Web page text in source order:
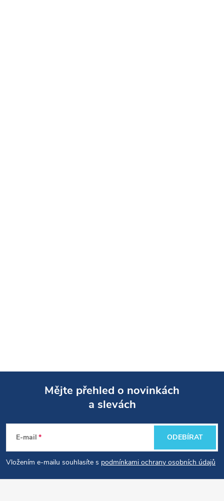
p
Mějte přehled o novinkách
a slevách
E-mail
Vložením e-mailu souhlasíte s podmínkami ochrany osobních údajů
ODEBÍRAT